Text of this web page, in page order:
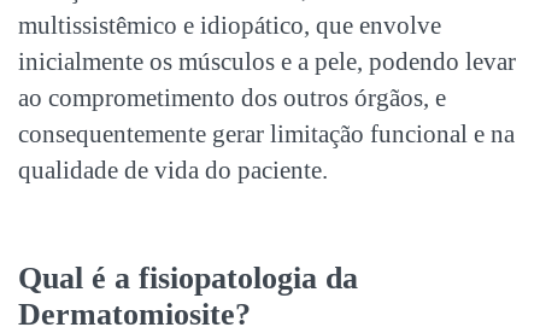
multissistêmico e idiopático, que envolve
inicialmente os músculos e a pele, podendo levar
ao comprometimento dos outros órgãos, e
consequentemente gerar limitação funcional e na
qualidade de vida do paciente.
Qual é a fisiopatologia da
Dermatomiosite?